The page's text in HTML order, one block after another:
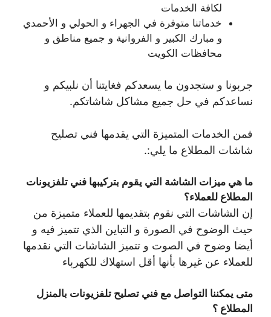
لكافة الخدمات
خدماتنا متوفرة في الجهراء و الحولي و الأحمدي
و مبارك الكبير و الفروانية و جميع مناطق و
محافظات الكويت
جربونا و ستجدون ما يسعدكم فغايتنا أن نلبيكم و
نساعدكم في حل جميع مشاكل شاشاتكم.
فمن الخدمات المتميزة التي يقدمها فني تصليح
شاشات المطلاع ما يلي:.
ما هي ميزات الشاشة التي يقوم بتركيبها فني تلفزيونات
المطلاع للعملاء؟
إن الشاشات التي نقوم بتقديمها للعملاء متميزة من
حيث الوضوح في الصورة و التباين الذي تتميز فيه و
أيضا وضوح في الصوت و تتميز الشاشات التي نقدمها
للعملاء عن غيرها بأنها أقل استهلاك للكهرباء
متى يمكننا التواصل مع فني تصليح تلفزيونات بالمنزل
المطلاع ؟